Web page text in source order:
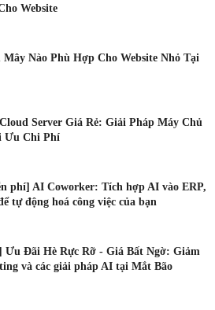
Website
Nào Phù Hợp Cho Website Nhỏ Tại
Server Giá Rẻ: Giải Pháp Máy Chủ
Ưu Chi Phí
phí] AI Coworker: Tích hợp AI vào ERP,
tự động hoá công việc của bạn
Ưu Đãi Hè Rực Rỡ - Giá Bất Ngờ: Giảm
và các giải pháp AI tại Mắt Bão